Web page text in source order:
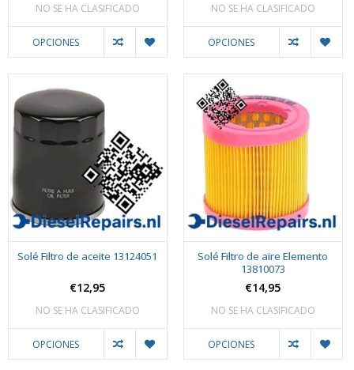
NO SE HA CLASIFICADO
OPCIONES
NO SE HA CLASIFICADO
OPCIONES
Solé Filtro de aceite 13124051
€12,95
NO SE HA CLASIFICADO
OPCIONES
Solé Filtro de aire Elemento
13810073
€14,95
NO SE HA CLASIFICADO
OPCIONES